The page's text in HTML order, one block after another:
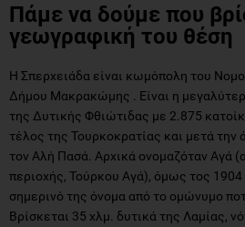
Πάμε να δούμε που
γεωγραφική του θέση
Η Σπερχειάδα είναι κωμόπολη του
Δήμου Μακρακώμης . Είναι η
της Δυτικής Φθιώτιδας με 2.875
τέλος της Τουρκοκρατίας και μετά
τον Αλή Πασά. Αρχικά ονομαζόταν Αγά
περιοχής, Τούρκου Αγά), όμως τος
σημερινό της όνομα από το ομώνυμο
Βρίσκεται 35 χλμ. δυτικά της Λαμίας,